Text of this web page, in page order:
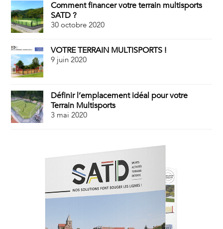
Comment financer votre terrain multisports
SATD ?
30 octobre 2020
VOTRE TERRAIN MULTISPORTS !
9 juin 2020
Définir l’emplacement idéal pour votre
Terrain Multisports
3 mai 2020